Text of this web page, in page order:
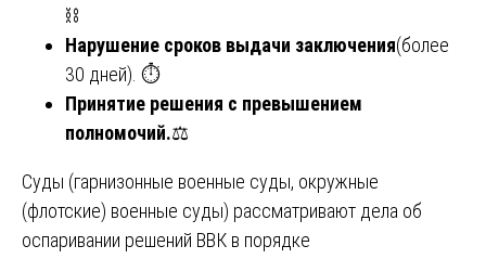
⛓️
Нарушение сроков выдачи заключения(более
30 дней). ⏱️
Принятие решения с превышением
полномочий.⚖️
Суды (гарнизонные военные суды, окружные
(флотские) военные суды) рассматривают дела об
оспаривании решений ВВК в порядке